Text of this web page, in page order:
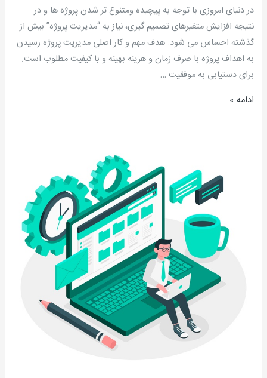
در دنیای امروزی با توجه به پیچیده ومتنوع تر شدن پروژه ها و در
نتیجه افزایش متغیرهای تصمیم گیری، نیاز به “مدیریت پروژه” بیش از
گذشته احساس می شود. هدف مهم و کار اصلی مدیریت پروژه رسیدن
به اهداف پروژه با صرف زمان و هزینه بهینه و با کیفیت مطلوب است.
برای دستیابی به موفقیت …
اول
ادامه »